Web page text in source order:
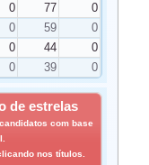
0 77
0
0 59
0
0 44
0
0 39 0
de estrelas
com base
nos títulos.